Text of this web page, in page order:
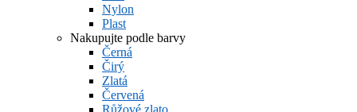
Nylon
Plast
Nakupujte podle barvy
Černá
Čirý
Zlatá
Červená
Růžové zlato